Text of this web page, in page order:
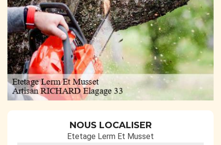
NOUS LOCALISER
Etetage Lerm Et Musset